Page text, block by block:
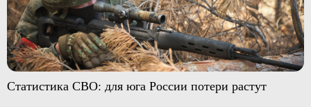
Статистика СВО: для юга России потери растут